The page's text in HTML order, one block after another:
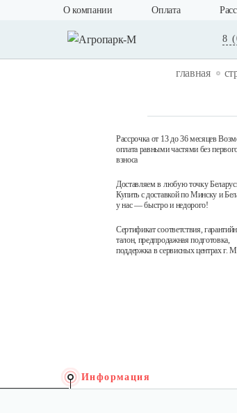
О компании Оплата
8
главная
Рассрочка от 13 до 36 месяцев
оплата равными частями без
взноса
Доставляем в любую точку
Купить с доставкой по Минску и
у нас — быстро и недорого!
Сертификат соответствия,
талон, предпродажная подготовка,
поддержка в сервисных центрах г.
Информация